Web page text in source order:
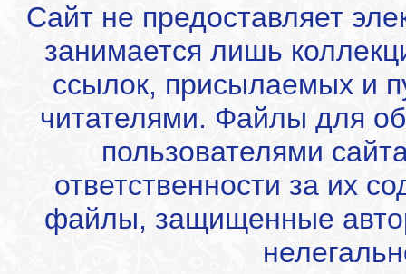
Сайт не предоставляет
занимается лишь
ссылок, присылаемых и
читателями. Файлы для
пользователями
ответственности за их
файлы, защищенные